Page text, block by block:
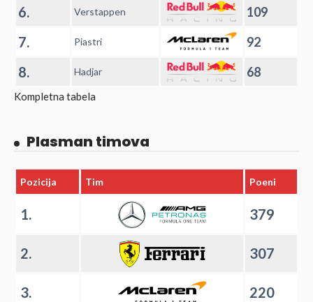
6. Verstappen 109
7. Piastri 92
8. Hadjar 68
Kompletna tabela
Plasman timova
Pozicija Tim Poeni
1. 379
2. 307
3. 220